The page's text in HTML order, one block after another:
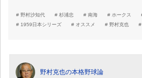
野村沙知代 杉浦忠 南海 ホークス
1959日本シリーズ
オススメ 野村克也
野村克也の本格野球論